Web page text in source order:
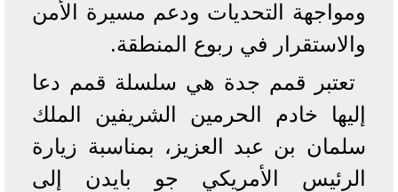
ومواجهة التحديات ودعم مسيرة الأمن
والاستقرار في ربوع المنطقة.
تعتبر قمم جدة هي سلسلة قمم دعا
إليها خادم الحرمين الشريفين الملك
سلمان بن عبد العزيز، بمناسبة زيارة
الرئيس الأمريكي جو بايدن إلى